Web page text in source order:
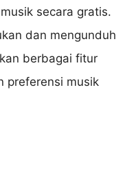
secara gratis.
dan mengunduh
berbagai fitur
preferensi musik